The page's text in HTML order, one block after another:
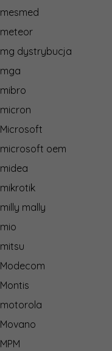
mesmed
meteor
mg dystrybucja
mga
mibro
micron
Microsoft
microsoft oem
midea
mikrotik
milly mally
mio
mitsu
Modecom
Montis
motorola
Movano
MPM